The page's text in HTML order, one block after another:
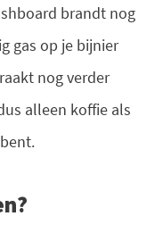
brandt nog
gas op je bijnier
nog verder
alleen koffie als